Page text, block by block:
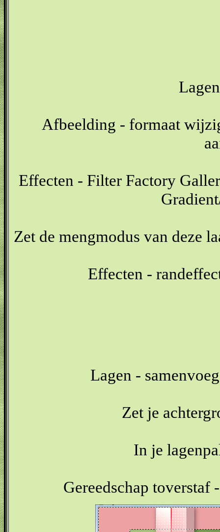
Afbeelding - formaat
Effecten - Filter Factory
Zet de mengmodus van deze
Effecten -
Lagen -
Zet je
In je
Gereedschap toverstaf